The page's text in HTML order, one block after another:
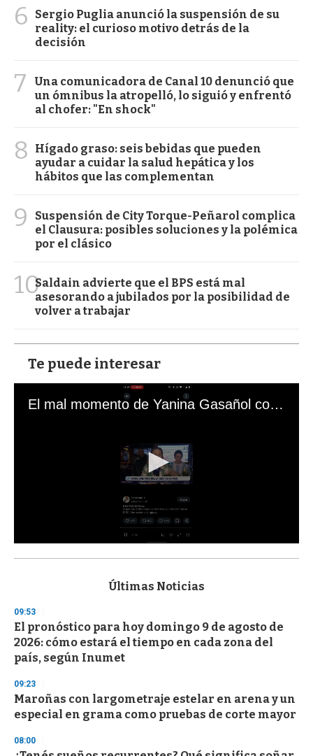
6
Sergio Puglia anunció la suspensión de su
reality: el curioso motivo detrás de la
decisión
7
Una comunicadora de Canal 10 denunció que
un ómnibus la atropelló, lo siguió y enfrentó
al chofer: "En shock"
8
Hígado graso: seis bebidas que pueden
ayudar a cuidar la salud hepática y los
hábitos que las complementan
9
Suspensión de City Torque-Peñarol complica
el Clausura: posibles soluciones y la polémica
por el clásico
10Saldain advierte que el BPS está mal
asesorando a jubilados por la posibilidad de
volver a trabajar
Te puede interesar
El mal momento de Yanina Gasañol con un hincha argentino en "Subrayado"
s
d
s
o
f
3
s
e
c
o
d
Últimas Noticias
09:53
El pronóstico para hoy domingo 9 de agosto de
2026: cómo estará el tiempo en cada zona del
país, según Inumet
09:23
Maroñas con largometraje estelar en arena y un
especial en grama como pruebas de corte mayor
08:00